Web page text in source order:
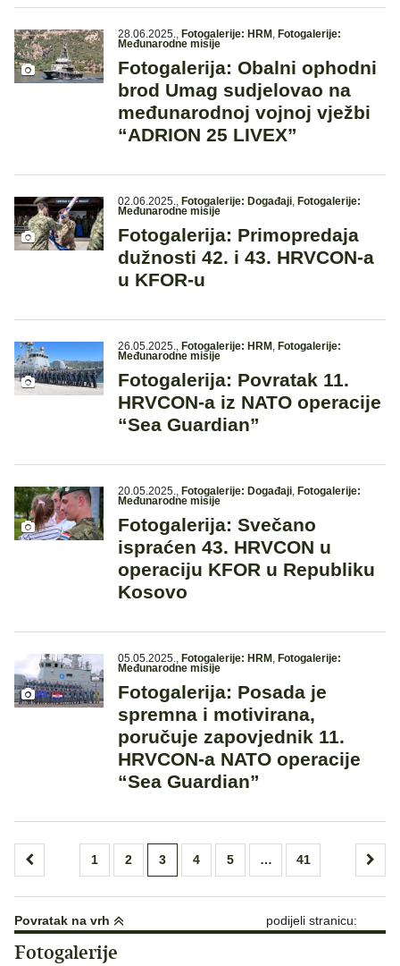
28.06.2025., Fotogalerije: HRM , Fotogalerije:
Međunarodne misije
Fotogalerija: Obalni ophodni
brod Umag sudjelovao na
međunarodnoj vojnoj vježbi
“ADRION 25 LIVEX”
02.06.2025., Fotogalerije: Događaji, Fotogalerije:
Međunarodne misije
Fotogalerija: Primopredaja
dužnosti 42. i 43. HRVCON-a
u KFOR-u
26.05.2025., Fotogalerije: HRM , Fotogalerije:
Međunarodne misije
Fotogalerija: Povratak 11.
HRVCON-a iz NATO operacije
“Sea Guardian”
20.05.2025., Fotogalerije: Događaji, Fotogalerije:
Međunarodne misije
Fotogalerija: Svečano
ispraćen 43. HRVCON u
operaciju KFOR u Republiku
Kosovo
05.05.2025., Fotogalerije: HRM , Fotogalerije:
Međunarodne misije
Fotogalerija: Posada je
spremna i motivirana,
poručuje zapovjednik 11.
HRVCON-a NATO operacije
“Sea Guardian”
Brojevi
objava
1 2 3 4 5 … 41
Povratak na vrh podijeli stranicu:
Fotogalerije